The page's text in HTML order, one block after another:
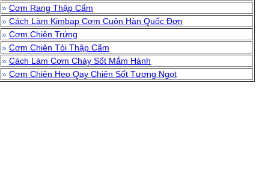
» Cơm Rang Thập Cẩm
» Cách Làm Kimbap Cơm Cuộn Hàn Quốc Đơn
» Cơm Chiên Trứng
» Cơm Chiên Tỏi Thập Cẩm
» Cách Làm Cơm Cháy Sốt Mắm Hành
» Cơm Chiên Heo Qay Chiên Sốt Tương Ngọt